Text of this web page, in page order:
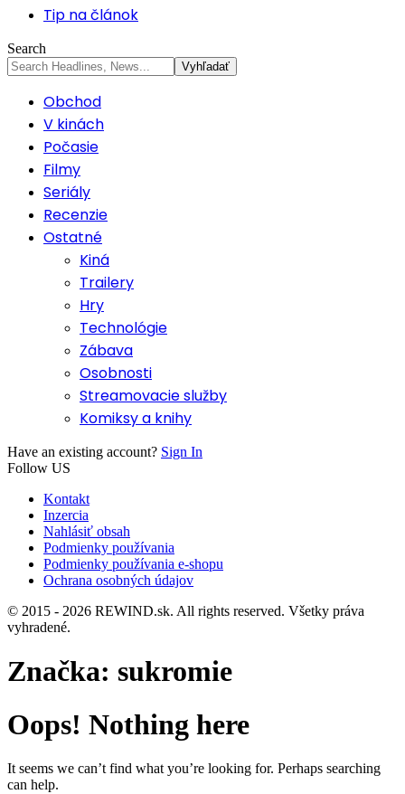
Tip na článok
Search
Obchod
V kinách
Počasie
Filmy
Seriály
Recenzie
Ostatné
Kiná
Trailery
Hry
Technológie
Zábava
Osobnosti
Streamovacie služby
Komiksy a knihy
Have an existing account? Sign In
Follow US
Kontakt
Inzercia
Nahlásiť obsah
Podmienky používania
Podmienky používania e-shopu
Ochrana osobných údajov
© 2015 - 2026 REWIND.sk. All rights reserved. Všetky práva
vyhradené.
Značka: sukromie
Oops! Nothing here
It seems we can’t find what you’re looking for. Perhaps searching
can help.